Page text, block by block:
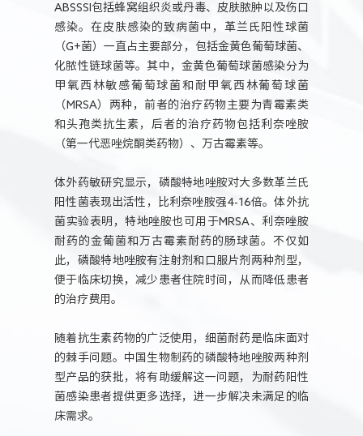
ABSSSI包括蜂窝组织炎或丹毒、皮肤脓肿以及伤口
感染。在皮肤感染的致病菌中，革兰氏阳性球菌
（G+菌）一直占主要部分，包括金黄色葡萄球菌、
化脓性链球菌等。其中，金黄色葡萄球菌感染分为
甲氧西林敏感葡萄球菌和耐甲氧西林葡萄球菌
（MRSA）两种，前者的治疗药物主要为青霉素类
和头孢类抗生素，后者的治疗药物包括利奈唑胺
（第一代恶唑烷酮类药物）、万古霉素等。
体外药敏研究显示，磷酸特地唑胺对大多数革兰氏
阳性菌表现出活性，比利奈唑胺强4-16倍。体外抗
菌实验表明，特地唑胺也可用于MRSA、利奈唑胺
耐药的金葡菌和万古霉素耐药的肠球菌。不仅如
此，磷酸特地唑胺有注射剂和口服片剂两种剂型，
便于临床切换，减少患者住院时间，从而降低患者
的治疗费用。
随着抗生素药物的广泛使用，细菌耐药是临床面对
的棘手问题。中国生物制药的磷酸特地唑胺两种剂
型产品的获批，将有助缓解这一问题，为耐药阳性
菌感染患者提供更多选择，进一步解决未满足的临
床需求。